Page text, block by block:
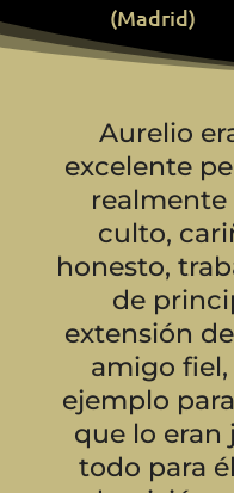
(Madrid)
Aurelio
excelente
realmente
culto,
honesto,
de
extensión
amigo
ejemplo
que lo eran
todo para